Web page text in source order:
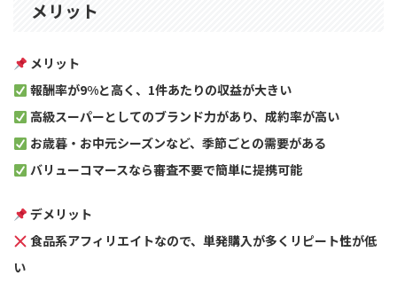
メリット
メリット
報酬率が9%と高く、1件あたりの収益が大きい
高級スーパーとしてのブランド力があり、成約率が高い
お歳暮・お中元シーズンなど、季節ごとの需要がある
バリューコマースなら審査不要で簡単に提携可能
デメリット
食品系アフィリエイトなので、単発購入が多くリピート性が低
い